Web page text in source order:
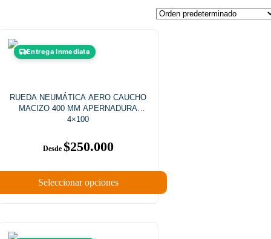
Entrega Inmediata
RUEDA NEUMÁTICA AERO CAUCHO
MACIZO 400 MM APERNADURA
4×100
$250.000
Seleccionar opciones